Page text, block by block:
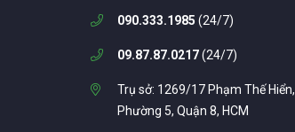
090.333.1985 (24/7)
09.87.87.0217(24/7)
Trụ sở: 1269/17 Phạm Thế Hiển,
Phường 5, Quận 8, HCM